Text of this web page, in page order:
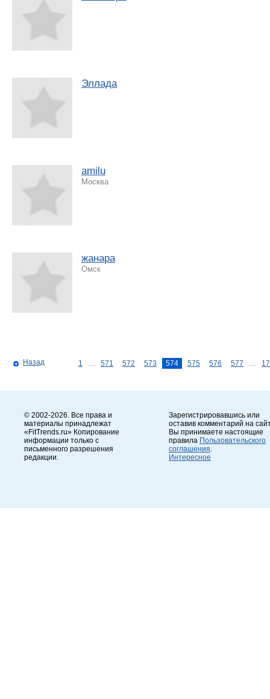
Эллада
amilu
Москва
жанара
Омск
Назад 1 571 572 573 574 575 576 577
© 2002-2026. Все права и
материалы принадлежат
«FitTrends.ru» Копирование
информации только с
письменного разрешения
редакции.
Зарегистрировавшись или
оставив комментарий на
Вы принимаете настоящие
правила Пользовательского
соглашения
Интересное